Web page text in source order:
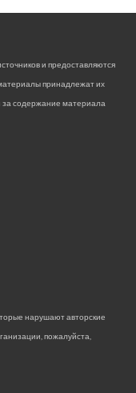
и предоставляются
принадлежат их
за содержание материала
нарушают авторские
пожалуйста,